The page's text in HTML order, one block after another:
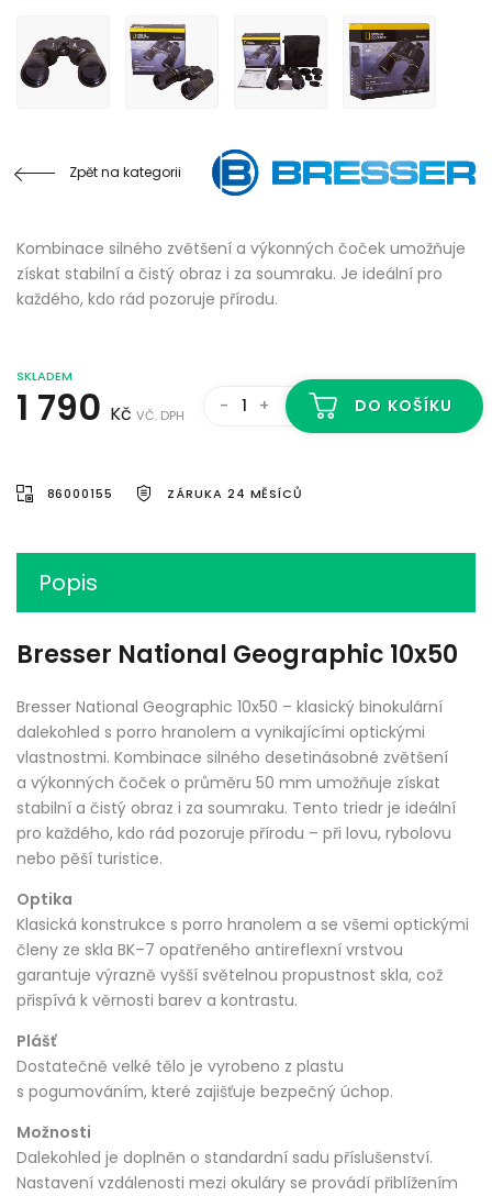
Zpět na kategorii
Kombinace silného zvětšení a výkonných čoček umožňuje
získat stabilní a čistý obraz i za soumraku. Je ideální pro
každého, kdo rád pozoruje přírodu.
SKLADEM
1 790 Kč VČ. DPH - + DO KOŠÍKU
86000155 ZÁRUKA 24 MĚSÍCŮ
Popis
Bresser National Geographic 10x50
Bresser National Geographic 10x50 – klasický binokulární
dalekohled s porro hranolem a vynikajícími optickými
vlastnostmi. Kombinace silného desetinásobné zvětšení
a výkonných čoček o průměru 50 mm umožňuje získat
stabilní a čistý obraz i za soumraku. Tento triedr je ideální
pro každého, kdo rád pozoruje přírodu – při lovu, rybolovu
nebo pěší turistice.
Optika
Klasická konstrukce s porro hranolem a se všemi optickými
členy ze skla BK–7 opatřeného antireflexní vrstvou
garantuje výrazně vyšší světelnou propustnost skla, což
přispívá k věrnosti barev a kontrastu.
Plášť
Dostatečně velké tělo je vyrobeno z plastu
s pogumováním, které zajišťuje bezpečný úchop.
Možnosti
Dalekohled je doplněn o standardní sadu příslušenství.
Nastavení vzdálenosti mezi okuláry se provádí přiblížením